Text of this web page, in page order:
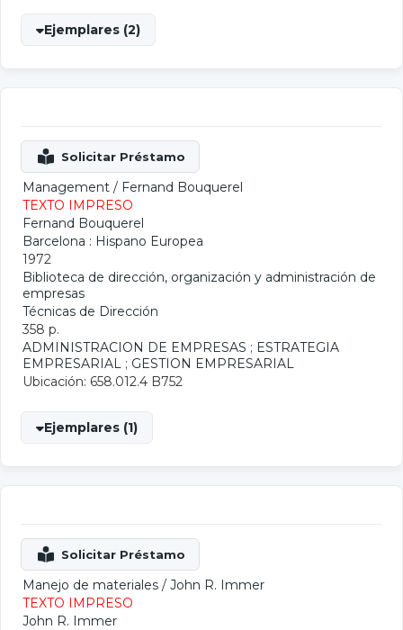
Ejemplares (2)
Management / Fernand Bouquerel
TEXTO IMPRESO
Fernand Bouquerel
Barcelona : Hispano Europea
1972
Biblioteca de dirección, organización y administración de
empresas
Técnicas de Dirección
358 p.
ADMINISTRACION DE EMPRESAS ; ESTRATEGIA
EMPRESARIAL ; GESTION EMPRESARIAL
Ubicación: 658.012.4 B752
Ejemplares (1)
Manejo de materiales / John R. Immer
TEXTO IMPRESO
John R. Immer